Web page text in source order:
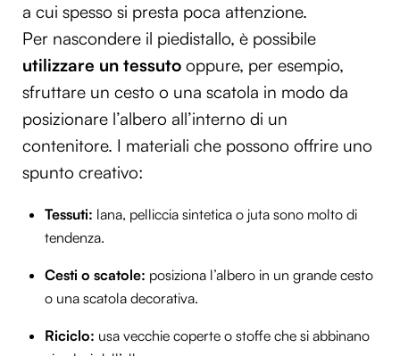
a cui spesso si presta poca attenzione.
Per nascondere il piedistallo, è possibile
utilizzare un tessuto oppure, per esempio,
sfruttare un cesto o una scatola in modo da
posizionare l’albero all’interno di un
contenitore. I materiali che possono offrire uno
spunto creativo:
Tessuti: lana, pelliccia sintetica o juta sono molto di
tendenza.
Cesti o scatole: posiziona l’albero in un grande cesto
o una scatola decorativa.
Riciclo: usa vecchie coperte o stoffe che si abbinano